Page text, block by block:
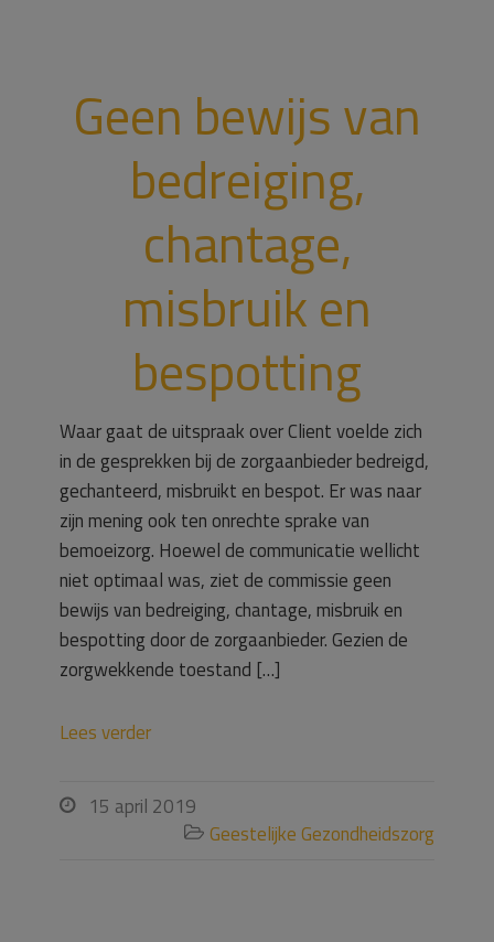
Geen bewijs van
bedreiging,
chantage,
misbruik en
bespotting
Waar gaat de uitspraak over Client voelde zich
in de gesprekken bij de zorgaanbieder bedreigd,
gechanteerd, misbruikt en bespot. Er was naar
zijn mening ook ten onrechte sprake van
bemoeizorg. Hoewel de communicatie wellicht
niet optimaal was, ziet de commissie geen
bewijs van bedreiging, chantage, misbruik en
bespotting door de zorgaanbieder. Gezien de
zorgwekkende toestand […]
Lees verder
 15 april 2019
 Geestelijke Gezondheidszorg